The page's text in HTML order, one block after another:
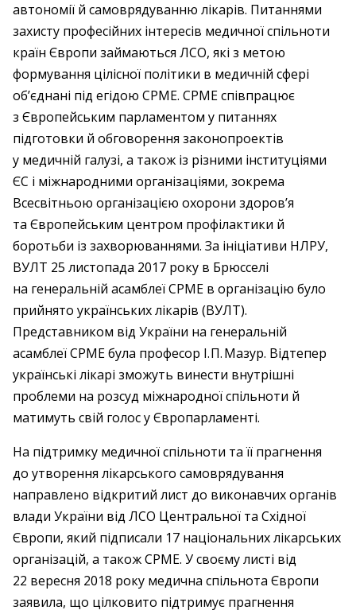
автономії й самоврядуванню лікарів. Питаннями
захисту професійних інтересів медичної спільноти
країн Європи займаються ЛСО, які з метою
формування цілісної політики в медичній сфері
об’єднані під егідою CPME. CPME співпрацює
з Європейським парламентом у питаннях
підготовки й обговорення законопроектів
у медичній галузі, а також із різними інституціями
ЄС і міжнародними організаціями, зокрема
Всесвітньою організацією охорони здоров’я
та Європейським центром профілактики й
боротьби із захворюваннями. За ініціативи НЛРУ,
ВУЛТ 25 листопада 2017 року в Брюсселі
на генеральній асамблеї СРМЕ в організацію було
прийнято українських лікарів (ВУЛТ).
Представником від України на генеральній
асамблеї СРМЕ була професор І. П. Мазур. Відтепер
українські лікарі зможуть винести внутрішні
проблеми на розсуд міжнародної спільноти й
матимуть свій голос у Європарламенті.
На підтримку медичної спільноти та її прагнення
до утворення лікарського самоврядування
направлено відкритий лист до виконавчих органів
влади України від ЛСО Центральної та Східної
Європи, який підписали 17 національних лікарських
організацій, а також СPME. У своєму листі від
22 вересня 2018 року медична спільнота Європи
заявила, що цілковито підтримує прагнення